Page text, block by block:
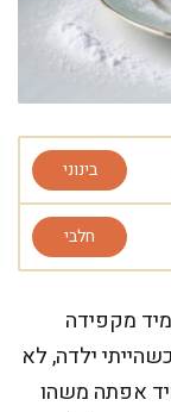
בינוני
חלבי
מקפידה
ילדה, לא
אפתה משהו